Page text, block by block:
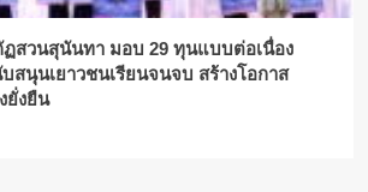
สวนสุนันทา มอบ 29 ทุนแบบต่อเนื่อง
สนุนเยาวชนเรียนจนจบ สร้างโอกาส
ยั่งยืน